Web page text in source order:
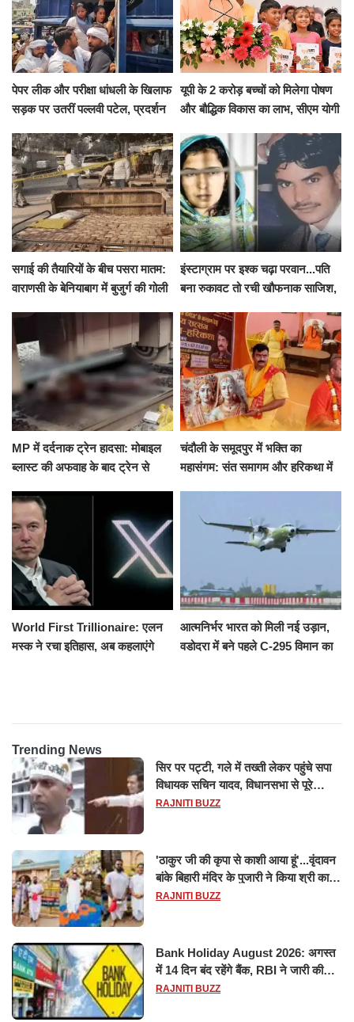
पेपर लीक और परीक्षा धांधली के खिलाफ
सड़क पर उतरीं पल्लवी पटेल, प्रदर्शन
यूपी के 2 करोड़ बच्चों को मिलेगा पोषण
और बौद्धिक विकास का लाभ, सीएम योगी
सगाई की तैयारियों के बीच पसरा मातम:
वाराणसी के बेनियाबाग में बुजुर्ग की गोली
इंस्टाग्राम पर इश्क चढ़ा परवान...पति
बना रुकावट तो रची खौफनाक साजिश,
के घाट
MP में दर्दनाक ट्रेन हादसा: मोबाइल
ब्लास्ट की अफवाह के बाद ट्रेन से
रौंदा, 4 की मौत
चंदौली के समूदपुर में भक्ति का
महासंगम: संत समागम और हरिकथा में
World First Trillionaire: एलन
मस्क ने रचा इतिहास, अब कहलाएंगे
आत्मनिर्भर भारत को मिली नई उड़ान,
वडोदरा में बने पहले C-295 विमान का
Trending News
सिर पर पट्टी, गले में तख्ती लेकर पहुंचे सपा
विधायक सचिन यादव, विधानसभा से पूरे
मानसून सत्र के लिए किया गया निलंबित
RAJNITI BUZZ
'ठाकुर जी की कृपा से काशी आया हूं'...वृंदावन
बांके बिहारी मंदिर के पुजारी ने किया श्री काशी
विश्वनाथ का जलाभिषेक
RAJNITI BUZZ
Bank Holiday August 2026: अगस्त
में 14 दिन बंद रहेंगे बैंक, RBI ने जारी की
छुट्टियों की लिस्ट​​​​​​​
RAJNITI BUZZ